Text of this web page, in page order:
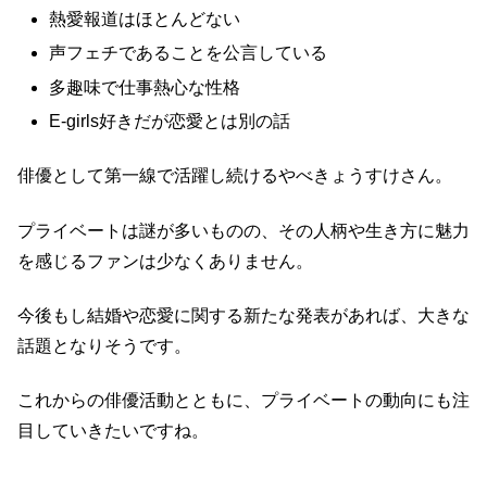
熱愛報道はほとんどない
声フェチであることを公言している
多趣味で仕事熱心な性格
E-girls好きだが恋愛とは別の話
俳優として第一線で活躍し続けるやべきょうすけさん。
プライベートは謎が多いものの、その人柄や生き方に魅力
を感じるファンは少なくありません。
今後もし結婚や恋愛に関する新たな発表があれば、大きな
話題となりそうです。
これからの俳優活動とともに、プライベートの動向にも注
目していきたいですね。